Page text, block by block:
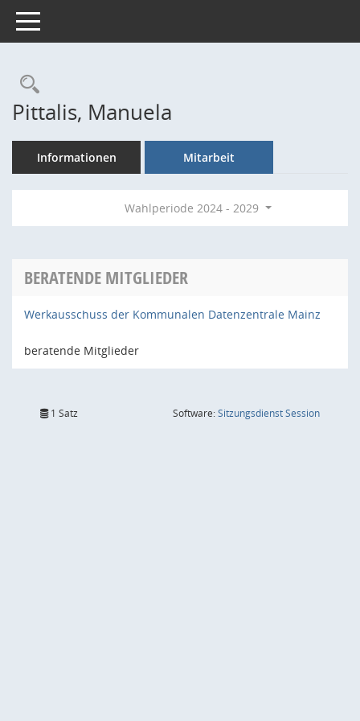
Toggle navigation
Rechercheauswahl
Pittalis, Manuela
Informationen Mitarbeit
Wahlperiode 2024 - 2029
BERATENDE MITGLIEDER
Werkausschuss der Kommunalen Datenzentrale Mainz
beratende Mitglieder
1 Satz Software:SitzungsdienstSession(Wird in